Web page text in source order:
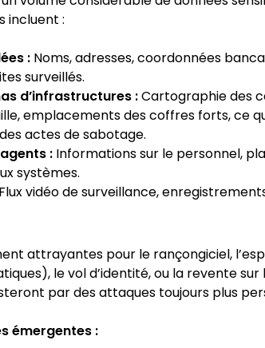
incluent :
: Noms, adresses, coordonnées
surveillés.
d’infrastructures :Cartographie des
emplacements des coffres forts, ce
actes de sabotage.
: Informations sur le personnel,
systèmes.
Flux vidéo de surveillance,
attrayantes pour le rançongiciel,
le vol d’identité, ou la revente sur
par des attaques toujours plus
émergentes :